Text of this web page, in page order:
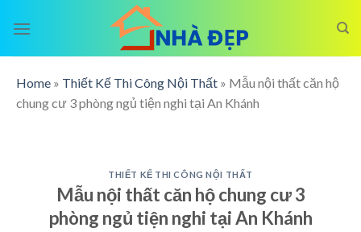
Home » Thiết Kế Thi Công Nội Thất » Mẫu nội thất căn hộ
chung cư 3 phòng ngủ tiện nghi tại An Khánh
THIẾT KẾ THI CÔNG NỘI THẤT
Mẫu nội thất căn hộ chung cư 3
phòng ngủ tiện nghi tại An Khánh